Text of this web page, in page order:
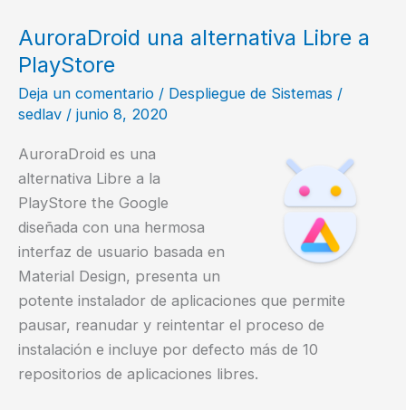
terminal
para
Android
AuroraDroid una alternativa Libre a
PlayStore
Deja un comentario / Despliegue de Sistemas /
sedlav / junio 8, 2020
AuroraDroid es una
alternativa Libre a la
PlayStore the Google
diseñada con una hermosa
interfaz de usuario basada en
Material Design, presenta un
potente instalador de aplicaciones que permite
pausar, reanudar y reintentar el proceso de
instalación e incluye por defecto más de 10
repositorios de aplicaciones libres.